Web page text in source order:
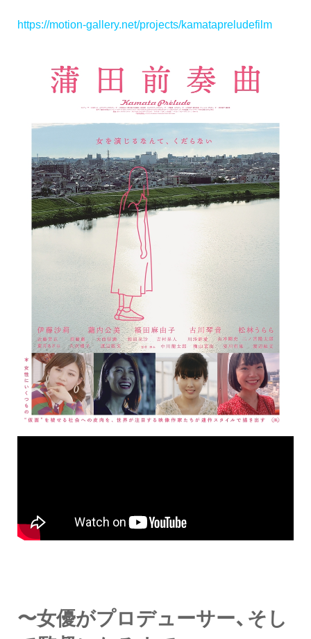
https://motion-gallery.net/projects/kamatapreludefilm
〜女優がプロデューサー、そし